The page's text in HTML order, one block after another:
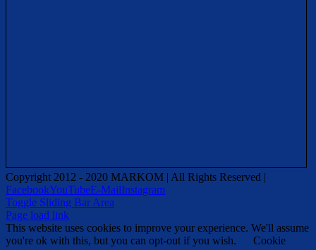
Copyright 2012 - 2020 MARKOM | All Rights Reserved |
FacebookYouTubeE-MailInstagram
Toggle Sliding Bar Area
Page load link
This website uses cookies to improve your experience. We'll assume
you're ok with this, but you can opt-out if you wish.
Cookie